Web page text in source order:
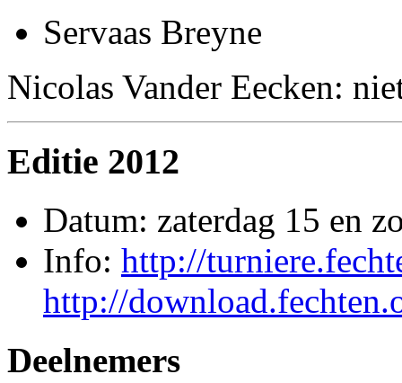
Servaas Breyne
Nicolas Vander Eecken:
Editie 2012
Datum: zaterdag 15 en
Info: http://
http://
Deelnemers